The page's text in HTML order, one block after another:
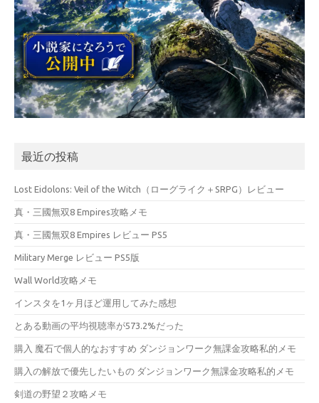
最近の投稿
Lost Eidolons: Veil of the Witch（ローグライク＋SRPG）レビュー
真・三國無双8 Empires攻略メモ
真・三國無双8 Empires レビュー PS5
Military Merge レビュー PS5版
Wall World攻略メモ
インスタを1ヶ月ほど運用してみた感想
とある動画の平均視聴率が573.2%だった
購入 魔石で個人的なおすすめ ダンジョンワーク無課金攻略私的メモ
購入の解放で優先したいもの ダンジョンワーク無課金攻略私的メモ
剣道の野望２攻略メモ